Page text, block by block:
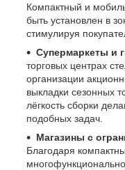
Компактный и
быть установлен в
стимулируя
Супермаркеты и
торговых центрах
организации
выкладки сезонных
лёгкость сборки
подобных задач.
Магазины с
Благодаря